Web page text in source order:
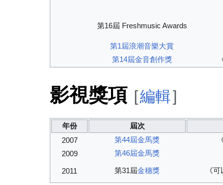
第16屆 Freshmusic Awards
第1屆浪潮音樂大賞
第14屆金音創作獎
影視獎項 [編輯]
年份
屆次
2007
第44屆金馬獎
2009
第46屆金馬獎
2011 第31屆金穗獎 《